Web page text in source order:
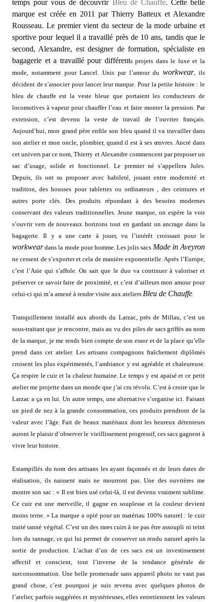
temps pour vous de découvrir Bleu de Chauffe. Cette belle
marque est créée en 2011 par Thierry Batteux et Alexandre
Rousseau. Le premier vient du secteur de la mode urbaine et
sportive pour lequel il a travaillé près de 10 ans, tandis que le
second, Alexandre, est designer de formation, spécialiste en
bagagerie et a travaillé pour différents projets dans le luxe et la
mode, notamment pour Lancel. Unis par l’amour duworkwear, ils
décident de s’associer pour lancer leur marque. Pour la petite histoire : le
bleu de chauffe est la veste bleue que portaient les conducteurs de
locomotives à vapeur pour chauffer l’eau et faire monter la pression. Par
extension, c’est devenu la veste de travail de l’ouvrier français.
Aujourd’hui, mon grand père enfile son bleu quand il va travailler dans
son atelier et mon oncle, plombier, quand il est à ses œuvres. Ancré dans
cet univers par ce nom, Thierry et Alexandre commencent par proposer un
sac d’usage, solide et fonctionnel. Le premier né s’appellera Jules.
Depuis, ils ont su proposer avec habileté, jouant entre modernité et
tradition, des housses pour tablettes ou ordinateurs , des ceintures et
autres porte clés. Des produits répondant à des besoins modernes
conservant des valeurs traditionnelles. Jeune marque, on espère la voir
s’ouvrir vers de nouveaux horizons tout en gardant un ancrage dans la
bagagerie. Il y a une carte à jouer, vu l’intérêt croissant pour le
workweardans la mode pour homme. Les jolis sacs Made in Aveyron
ne cessent de s’exporter et cela de manière exponentielle. Après l’Europe,
c’est l’Asie qui s’affole. On sait que le duo va continuer à valoriser et
préserver ce savoir faire de proximité, et c’est d’ailleurs mon amour pour
celui-ci qui m’a amené à rendre visite aux ateliers Bleu de Chauffe.
Tranquillement installé aux abords du Larzac, près de Millau, c’est un
sous-traitant que je rencontre, mais au vu des piles de sacs griffés au nom
de la marque, je me rends bien compte de son essor et de la place qu’elle
prend dans cet atelier. Les artisans compagnons fraîchement diplômés
croisent les plus expérimentés, l’ambiance y est agréable et chaleureuse.
Ça respire le cuir et la chaleur humaine. Le temps y est apaisé et ce petit
atelier me projette dans un monde que j’ai cru révolu. C’est à croire que le
Larzac a ça en lui. Un autre temps, une alternative s’organise ici. Faisant
un pied de nez à la grande consommation, ces produits prendront de la
valeur avec l’âge. Fait de beaux matériaux dont les heureux détenteurs
auront le plaisir d’observer le vieillissement progressif, ces sacs gagnent à
vivre leur histoire.
Estampillés du nom des artisans les ayant façonnés et de leurs dates de
réalisation, ils naissent mais ne mourront pas. Une des ouvrières me
montre son sac : « Il est bien usé celui-là, il est devenu vraiment sublime.
Ce cuir est une merveille, il gagne en souplesse et la couleur devient
moins terne. » La marque a opté pour un matériau 100% naturel : le cuir
traité tanné végétal. C’est un des rares cuirs à ne pas être assoupli ni teint
lors du tannage, ce qui lui permet de conserver un rendu naturel après la
sortie de production. L’achat d’un de ces sacs est un investissement
affectif et conscient, tout l’inverse de la tendance générale de
surconsommation. Une belle promenade sans appareil photo ne vaut pas
grand chose, c’est pourquoi je suis revenu avec quelques photos de
l’atelier, parfois suggérées et mystérieuses, elles entretiennent les valeurs